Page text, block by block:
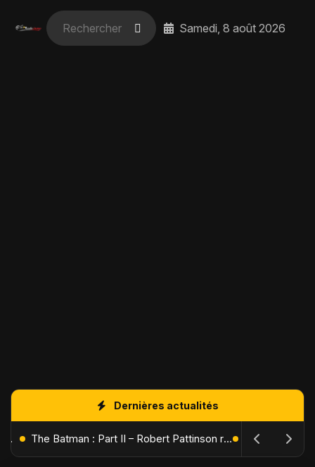
Samedi, 8 août 2026
Dernières actualités
L'Âge de Glace : Le Réveil du Volcan – Manny, Sid et Diego de retour pour une aventure explosive The Batman : Part II – Robert Pattinson replonge dans les ténèbres de Gotham dès octobre 2027